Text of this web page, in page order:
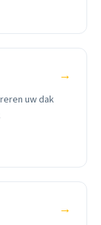
→
uw dak
→